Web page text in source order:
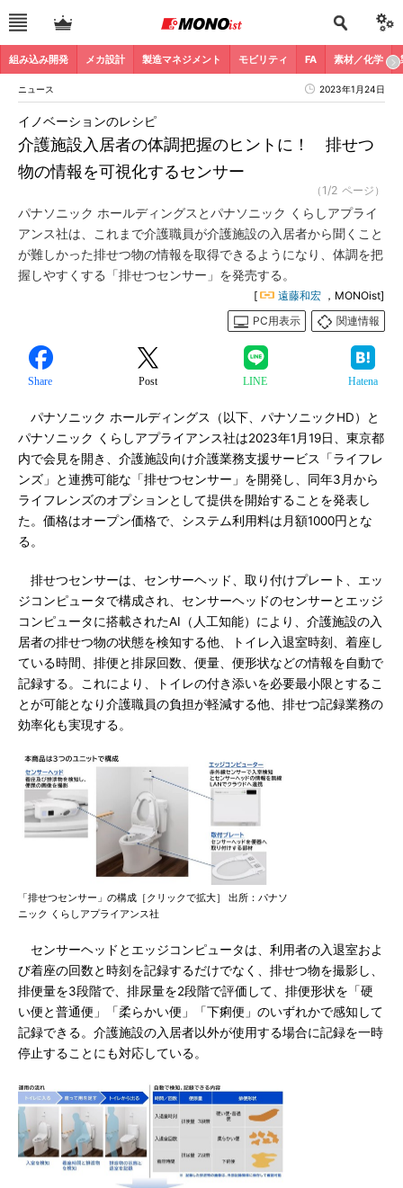
組み込み開発 メカ設計 製造マネジメント モビリティ FA 素材／化学
ニュース 2023年1月24日
介護施設入居者の体調把握のヒントに！ 排せつ
物の情報を可視化するセンサー
イノベーションのレシピ
（1/2 ページ）
パナソニック ホールディングスとパナソニック くらしアプライ
アンス社は、これまで介護職員が介護施設の入居者から聞くこと
が難しかった排せつ物の情報を取得できるようになり、体調を把
握しやすくする「排せつセンサー」を発売する。
[ 遠藤和宏 ，MONOist]
PC用表示
関連情報
Share Post LINE Hatena
パナソニック ホールディングス（以下、パナソニックHD）と
パナソニック くらしアプライアンス社は2023年1月19日、東京都
内で会見を開き、介護施設向け介護業務支援サービス「ライフレ
ンズ」と連携可能な「排せつセンサー」を開発し、同年3月から
ライフレンズのオプションとして提供を開始することを発表し
た。価格はオープン価格で、システム利用料は月額1000円とな
る。
排せつセンサーは、センサーヘッド、取り付けプレート、エッ
ジコンピュータで構成され、センサーヘッドのセンサーとエッジ
コンピュータに搭載されたAI（人工知能）により、介護施設の入
居者の排せつ物の状態を検知する他、トイレ入退室時刻、着座し
ている時間、排便と排尿回数、便量、便形状などの情報を自動で
記録する。これにより、トイレの付き添いを必要最小限とするこ
とが可能となり介護職員の負担が軽減する他、排せつ記録業務の
効率化も実現する。
「排せつセンサー」の構成［クリックで拡大］ 出所：パナソ
ニック くらしアプライアンス社
センサーヘッドとエッジコンピュータは、利用者の入退室およ
び着座の回数と時刻を記録するだけでなく、排せつ物を撮影し、
排便量を3段階で、排尿量を2段階で評価して、排便形状を「硬
い便と普通便」「柔らかい便」「下痢便」のいずれかで感知して
記録できる。介護施設の入居者以外が使用する場合に記録を一時
停止することにも対応している。